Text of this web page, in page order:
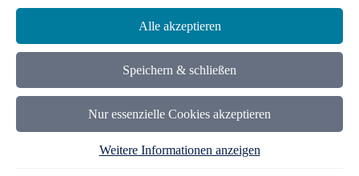
Alle akzeptieren
Speichern & schließen
Nur essenzielle Cookies akzeptieren
Weitere Informationen anzeigen